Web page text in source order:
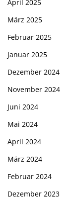
April 2025
März 2025
Februar 2025
Januar 2025
Dezember 2024
November 2024
Juni 2024
Mai 2024
April 2024
März 2024
Februar 2024
Dezember 2023